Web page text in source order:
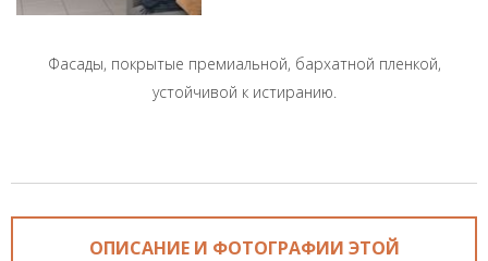
Фасады, покрытые премиальной, бархатной пленкой,
устойчивой к истиранию.
ОПИСАНИЕ И ФОТОГРАФИИ ЭТОЙ